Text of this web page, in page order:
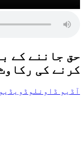
حق جاننے کے
کرنے کی
آڈیو ڈاونلوڈ